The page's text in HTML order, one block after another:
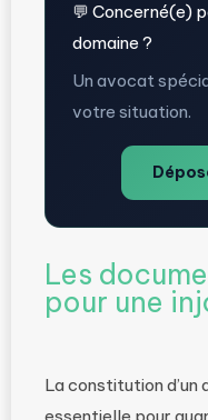
💬 Concerné(e)
domaine ?
Un avocat
votre situation.
Les
pour une
La constitution